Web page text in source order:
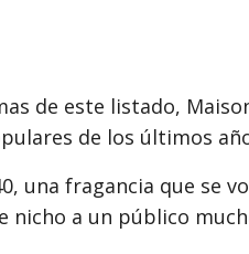
de este listado,
de los últimos
una fragancia que se
a un público